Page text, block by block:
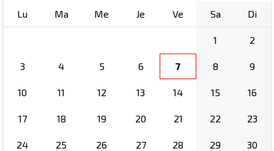
Lu Ma Me Je Ve Sa Di
1 2
3 4 5 6 7 8 9
10 11 12 13 14 15 16
17 18 19 20 21 22 23
24 25 26 27 28 29 30